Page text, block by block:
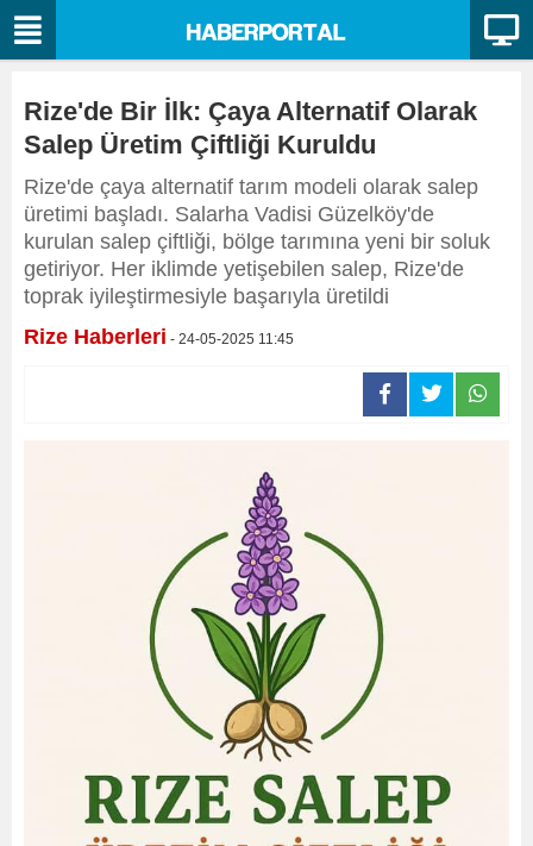
Rize'de Bir İlk: Çaya Alternatif Olarak
Salep Üretim Çiftliği Kuruldu
Rize'de çaya alternatif tarım modeli olarak salep
üretimi başladı. Salarha Vadisi Güzelköy'de
kurulan salep çiftliği, bölge tarımına yeni bir soluk
getiriyor. Her iklimde yetişebilen salep, Rize'de
toprak iyileştirmesiyle başarıyla üretildi
Rize Haberleri - 24-05-2025 11:45